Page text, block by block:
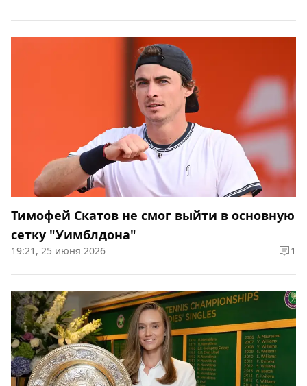
Тимофей Скатов не смог выйти в основную
сетку "Уимблдона"
19:21, 25 июня 2026 1